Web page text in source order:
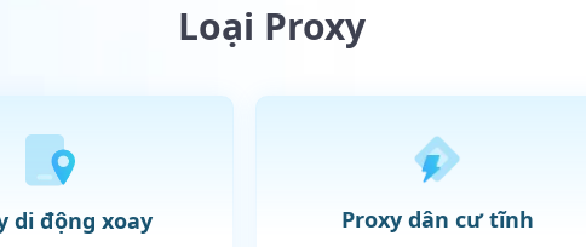
Loại Proxy
di động xoay Proxy dân cư tĩnh